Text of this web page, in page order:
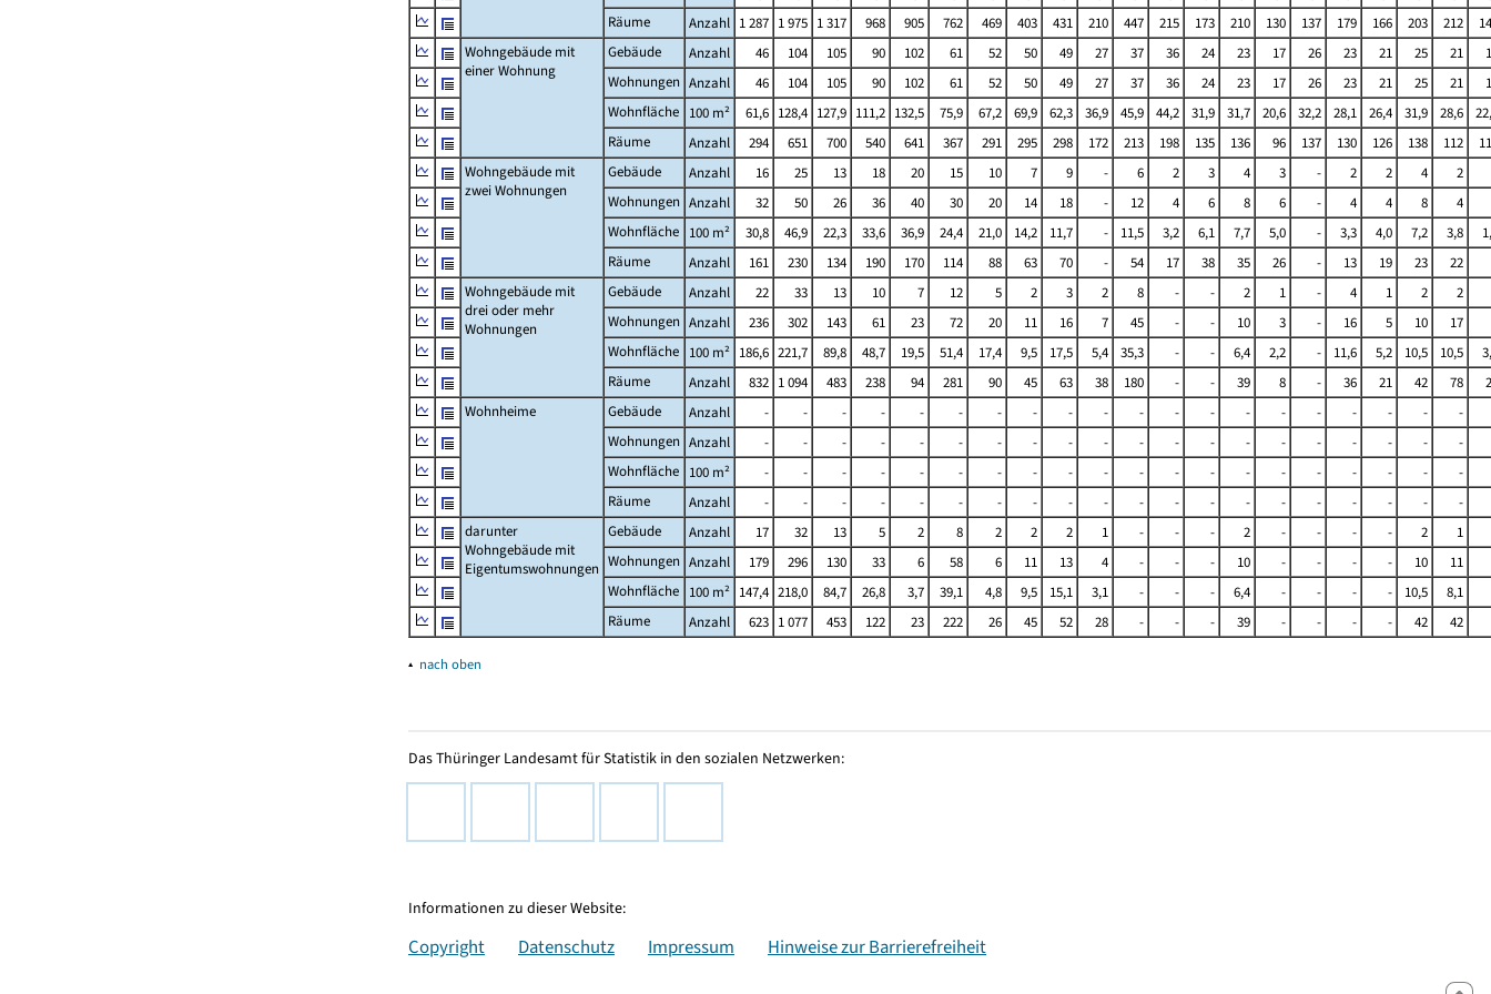
Räume
Anzahl 1 287 1 975 1 317 968 905 762 469 403 431 210 447 215 173 210 130 137 179 166 203 212
Wohngebäude mit
einer Wohnung
Gebäude Anzahl 46 104 105 90 102 61 52 50 49 27 37 36 24 23 17 26 23 21 25 21
Wohnungen Anzahl 46 104 105 90 102 61 52 50 49 27 37 36 24 23 17 26 23 21 25 21
Wohnfläche 100 m² 61,6 128,4 127,9 111,2 132,5 75,9 67,2 69,9 62,3 36,9 45,9 44,2 31,9 31,7 20,6 32,2 28,1 26,4 31,9 28,6
Räume
Anzahl 294 651 700 540 641 367 291 295 298 172 213 198 135 136 96 137 130 126 138 112
Wohngebäude mit
zwei Wohnungen
Gebäude Anzahl 16 25 13 18 20 15 10 7 9 - 6 2 3 4 3 - 2 2 4
2
Wohnungen Anzahl 32 50 26 36 40 30 20 14 18 - 12 4 6 8 6 - 4 4 8
4
Wohnfläche 100 m² 30,8 46,9 22,3 33,6 36,9 24,4 21,0 14,2 11,7 - 11,5 3,2 6,1 7,7 5,0 - 3,3 4,0 7,2 3,8
Räume
Anzahl 161 230 134 190 170 114 88 63 70 - 54 17 38 35 26 - 13 19 23
22
Wohngebäude mit
drei oder mehr
Wohnungen
Gebäude Anzahl 22 33 13 10 7 12 5 2 3 2 8 - - 2 1 - 4 1 2
2
Wohnungen Anzahl 236 302 143 61 23 72 20 11 16 7 45 - - 10 3 - 16 5 10
17
Wohnfläche 100 m² 186,6 221,7 89,8 48,7 19,5 51,4 17,4 9,5 17,5 5,4 35,3 - - 6,4 2,2 - 11,6 5,2 10,5 10,5
Räume
Anzahl 832 1 094 483 238 94 281 90 45 63 38 180 - - 39 8 - 36 21 42 78
Wohnheime
Gebäude Anzahl - - - - - - - - - - - - - - - - - - -
-
Wohnungen Anzahl - - - - - - - - - - - - - - - - - - -
-
Wohnfläche 100 m² - - - - - - - - - - - - - - - - - - -
-
Räume
Anzahl - - - - - - - - - - - - - - - - - - -
-
darunter
Wohngebäude mit
Eigentumswohnungen
Gebäude Anzahl 17 32 13 5 2 8 2 2 2 1 - - - 2 - - - - 2
1
Wohnungen Anzahl 179 296 130 33 6 58 6 11 13 4 - - - 10 - - - - 10
11
Wohnfläche 100 m² 147,4 218,0 84,7 26,8 3,7 39,1 4,8 9,5 15,1 3,1 - - - 6,4 - - - - 10,5
8,1
Räume
Anzahl 623 1 077 453 122 23 222 26 45 52 28 - - - 39 - - - - 42 42
▴ nach oben
Das Thüringer Landesamt für Statistik in den sozialen Netzwerken:
Informationen zu dieser Website:
Copyright Datenschutz Impressum Hinweise zur Barrierefreiheit